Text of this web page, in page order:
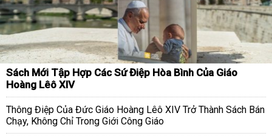
Sách Mới Tập Hợp Các Sứ Điệp Hòa Bình Của Giáo
Hoàng Lêô XIV
Thông Điệp Của Đức Giáo Hoàng Lêô XIV Trở Thành Sách Bán
Chạy, Không Chỉ Trong Giới Công Giáo